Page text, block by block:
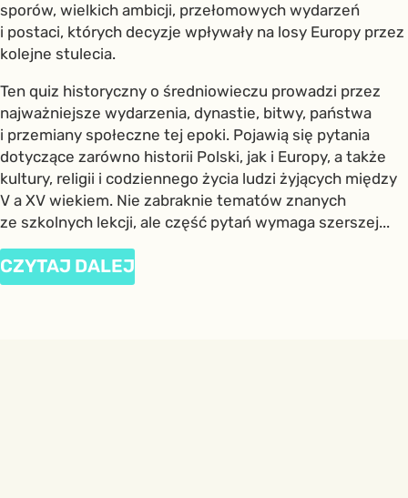
sporów, wielkich ambicji, przełomowych wydarzeń
i postaci, których decyzje wpływały na losy Europy przez
kolejne stulecia.
Ten quiz historyczny o średniowieczu prowadzi przez
najważniejsze wydarzenia, dynastie, bitwy, państwa
i przemiany społeczne tej epoki. Pojawią się pytania
dotyczące zarówno historii Polski, jak i Europy, a także
kultury, religii i codziennego życia ludzi żyjących między
V a XV wiekiem. Nie zabraknie tematów znanych
ze szkolnych lekcji, ale część pytań wymaga szerszej...
CZYTAJ DALEJ